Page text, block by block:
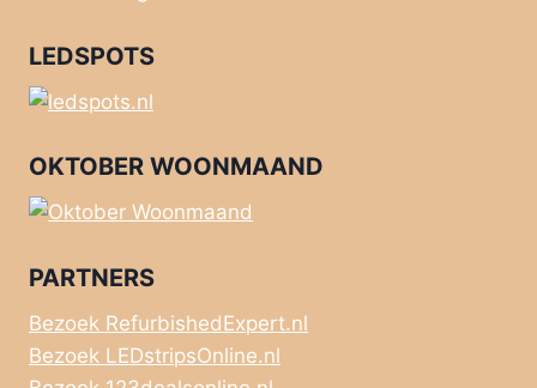
LEDSPOTS
OKTOBER WOONMAAND
PARTNERS
Bezoek RefurbishedExpert.nl
Bezoek LEDstripsOnline.nl